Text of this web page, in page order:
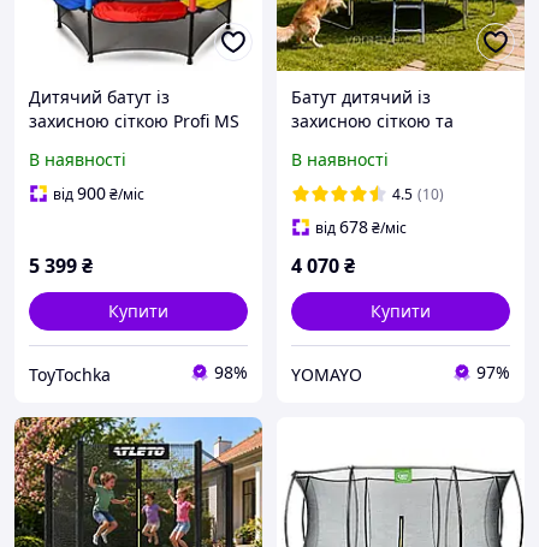
Дитячий батут із
захисною сіткою Profi MS
навантаження до 80 кг
В наявності
від900₴/міс
5 399₴
Купити
ToyTochka 98%
Батут дитячий із
захисною сіткою та
вуличний спортивний
252 см Atleto синій
В наявності
4.5 (10)
від678₴/міс
4 070₴
Купити
YOMAYO 97%